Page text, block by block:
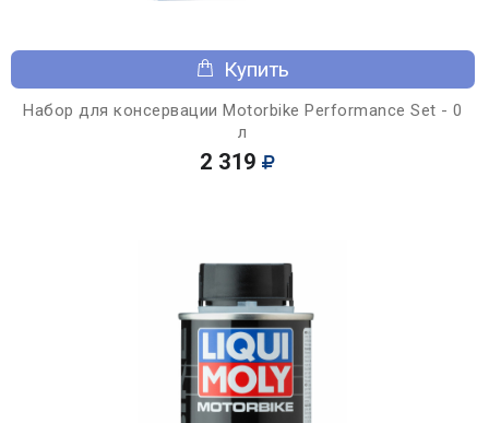
Купить
Набор для консервации Motorbike Performance Set - 0
л
2 319